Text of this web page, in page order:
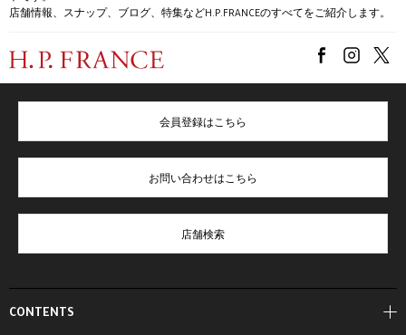
店舗情報、スナップ、ブログ、特集などH.P.FRANCEのすべてをご紹介します。
CONTENTS
会員登録はこちら
お問い合わせはこちら
店舗検索